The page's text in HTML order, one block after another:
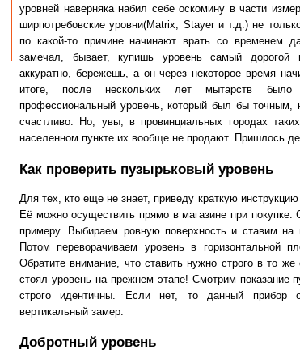
уровней наверняка набил себе оскомину в части
ширпотребовские уровни(Matrix, Stayer и т.д.) не
по какой-то причине начинают врать со временем
замечал, бывает, купишь уровень самый
аккуратно, бережешь, а он через некоторое время
итоге, после нескольких лет мытарств было
профессиональный уровень, который был бы точным,
счастливо. Но, увы, в провинциальных городах
населенном пункте их вообще не продают. Пришлось
Как проверить пузырьковый уровень
Для тех, кто еще не знает, приведу краткую
Её можно осуществить прямо в магазине при покупке.
примеру. Выбираем ровную поверхность и ставим на
Потом переворачиваем уровень в горизонтальной
Обратите внимание, что ставить нужно строго в то
стоял уровень на прежнем этапе! Смотрим показание
строго идентичны. Если нет, то данный прибор
вертикальный замер.
Добротный уровень